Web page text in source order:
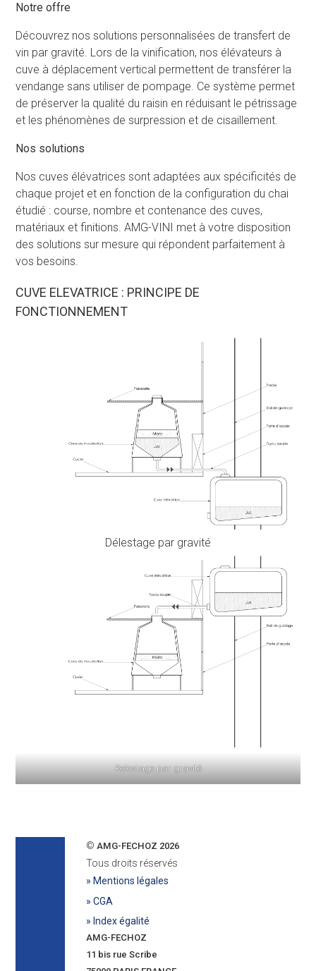
Notre offre
Découvrez nos solutions personnalisées de transfert de
vin par gravité. Lors de la vinification, nos élévateurs à
cuve à déplacement vertical permettent de transférer la
vendange sans utiliser de pompage. Ce système permet
de préserver la qualité du raisin en réduisant le pétrissage
et les phénomènes de surpression et de cisaillement.
Nos solutions
Nos cuves élévatrices sont adaptées aux spécificités de
chaque projet et en fonction de la configuration du chai
étudié : course, nombre et contenance des cuves,
matériaux et finitions. AMG-VINI met à votre disposition
des solutions sur mesure qui répondent parfaitement à
vos besoins.
CUVE ELEVATRICE : PRINCIPE DE
FONCTIONNEMENT
Délestage par gravité
Relestage par gravité
©AMG-FECHOZ 2026
Tous droits réservés
» Mentions légales
» CGA
» Index égalité
AMG-FECHOZ
11 bis rue Scribe